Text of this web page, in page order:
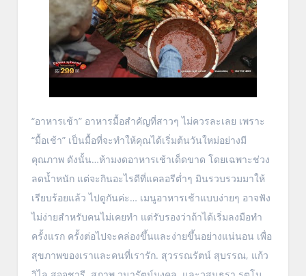
“อาหารเช้า” อาหารมื้อสำคัญที่สาวๆ ไม่ควรละเลย เพราะ
“มื้อเช้า” เป็นมื้อที่จะทำให้คุณได้เริ่มต้นวันใหม่อย่างมี
คุณภาพ ดังนั้น…ห้ามงดอาหารเช้าเด็ดขาด โดยเฉพาะช่วง
ลดน้ำหนัก แต่จะกินอะไรดีที่แคลอรีต่ำๆ มินรวบรวมมาให้
เรียบร้อยแล้ว ไปดูกันค่ะ… เมนูอาหารเช้าแบบง่ายๆ อาจฟัง
ไม่ง่ายสำหรับคนไม่เคยทำ แต่รับรองว่าถ้าได้เริ่มลงมือทำ
ครั้งแรก ครั้งต่อไปจะคล่องขึ้นและง่ายขึ้นอย่างแน่นอน เพื่อ
สุขภาพของเราและคนที่เรารัก. สุวรรณรัตน์ สุบรรณ, แก้ว